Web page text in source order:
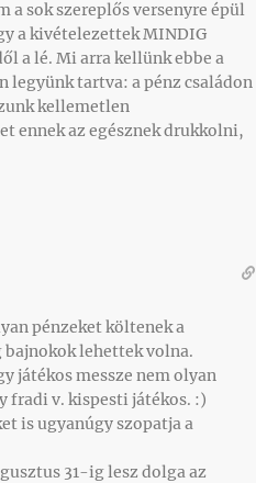
a sok szereplős versenyre épül
a kivételezettek MINDIG
a lé. Mi arra kellünk ebbe a
legyünk tartva: a pénz családon
kellemetlen
ennek az egésznek drukkolni,
pénzeket költenek a
lehettek volna.
játékos messze nem olyan
v. kispesti játékos. :)
is ugyanúgy szopatja a
31-ig lesz dolga az